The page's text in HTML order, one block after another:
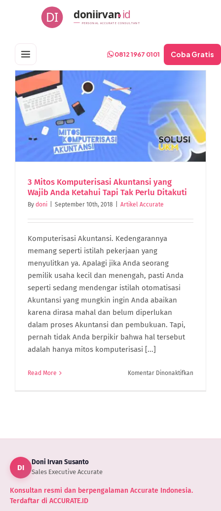
DI doniirvanid
PERSONAL ACCURATE CONSULTANT
0812 1967 0101 Coba Gratis
3 Mitos Komputerisasi Akuntansi yang
Wajib Anda Ketahui Tapi Tak Perlu Ditakuti
By doni September 10th, 2018 Artikel Accurate
Komputerisasi Akuntansi. Kedengarannya
memang seperti istilah pekerjaan yang
menyulitkan ya. Apalagi jika Anda seorang
pemilik usaha kecil dan menengah, pasti Anda
seperti sedang mendengar istilah otomatisasi
Akuntansi yang mungkin ingin Anda abaikan
karena dirasa mahal dan belum diperlukan
dalam proses Akuntansi dan pembukuan. Tapi,
pernah tidak Anda berpikir bahwa hal tersebut
adalah hanya mitos komputerisasi [...]
Read More Komentar Dinonaktifkan
DI
Doni Irvan Susanto
Sales Executive Accurate
Konsultan resmi dan berpengalaman Accurate Indonesia.
Terdaftar di ACCURATE.ID